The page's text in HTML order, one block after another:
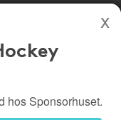
Hockey
Kampanjer
hos Sponsorhuset.